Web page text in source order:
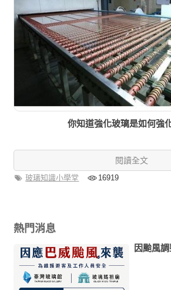
你知道強化玻璃是如何強
閱讀全文
玻璃知識小學堂 16919
熱門消息
因颱風